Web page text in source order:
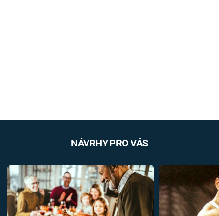
NÁVRHY PRO VÁS